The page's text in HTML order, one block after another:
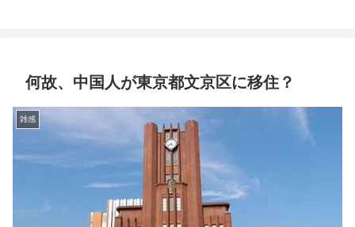
何故、中国人が東京都文京区に移住？
雑感